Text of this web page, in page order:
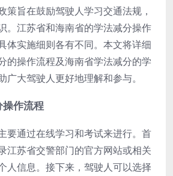
策旨在鼓励驾驶人学习交通法规，
。江苏省和海南省的学法减分操作
体实施细则各有不同。本文将详细
的操作流程及海南省学法减分的学
广大驾驶人更好地理解和参与。
作流程
要通过在线学习和考试来进行。首
江苏省交警部门的官方网站或相关
人信息。接下来，驾驶人可以选择